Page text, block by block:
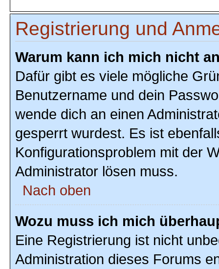
Registrierung und
Warum kann ich mich nicht
Dafür gibt es viele mögliche
Benutzername und dein
wende dich an einen
gesperrt wurdest. Es ist
Konfigurationsproblem mit der
Administrator lösen muss.
Nach oben
Wozu muss ich mich
Eine Registrierung ist nicht
Administration dieses Forums